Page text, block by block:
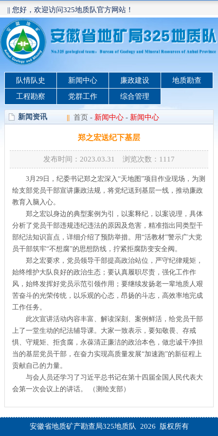
|| 您好，欢迎访问325地质队官方网站！
队情队史 新闻中心 廉政建设 地质勘查
工程勘察 党群工作 综合管理
新闻资讯 || 首页 - 新闻中心 - 新闻中心
郑之宏送纪下基层
发布时间：2023.03.31 浏览次数： 1117
3月29日，纪委书记郑之宏深入“天地图”项目作业现场，为测
绘支部党员干部宣讲廉政法规，将党纪送到基层一线，推动廉政
教育入脑入心。
郑之宏以身边的典型案例为引，以案释纪，以案说理，具体
分析了党员干部违规违纪违法的原因及危害，精准指出同类型干
部纪法知识盲点，详细介绍了预防举措。用“活教材”警示广大党
员干部筑牢“不想腐”的思想防线，拧紧拒腐防变安全阀。
郑之宏要求，党员领导干部提高政治站位，严守纪律规矩，
始终维护大队良好的政治生态；要认真履职尽责，强化工作作
风，始终发挥好党员示范引领作用；要继续发扬老一辈地质人艰
苦奋斗的光荣传统，以乐观的心态，昂扬的斗志，高效率地完成
工作任务。
此次宣讲活动内容丰富、解读深刻、案例鲜活，给党员干部
上了一堂生动的纪法辅导课。大家一致表示，要知敬畏、存戒
惧、守规矩、拒贪腐，永葆清正廉洁的政治本色，做忠诚干净担
当的基层党员干部，在奋力实现高质量发展“加速跑”的新征程上
贡献自己的力量。
与会人员还学习了习近平总书记在第十四届全国人民代表大
会第一次会议上的讲话。 （测绘支部）
安徽省地质矿产勘查局325地质队 2026 版权所有